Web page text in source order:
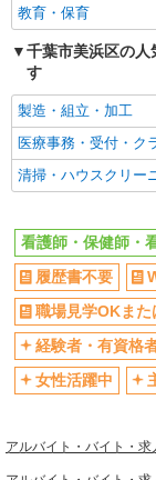
キー
SOMPOヘルスサ
キー
業務委託
SOMPOヘルスサ
新卒・第二新卒歓迎
主婦・主夫歓迎
学歴不問
ミドル（40代～）活
シニア（60代～）活
週払い
時間や曜日が選べる
禁煙・分煙
転勤なし
交通費支給
社割・特典あり
資格取得支援制度あ
教育・保育
千葉市美浜区の人
す
製造・組立・加工
医療事務・受付・ク
清掃・ハウスクリー
看護師・保健師・
履歴書不要
職場見学OKまた
経験者・有資格
女性活躍中
アルバイト・バイト・求